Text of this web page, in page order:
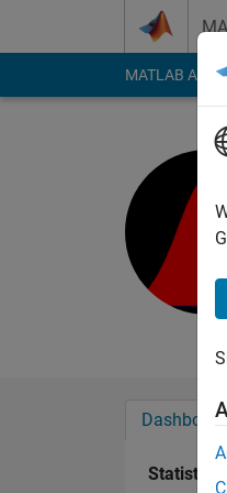
MATLAB
Dashboard
Statistik